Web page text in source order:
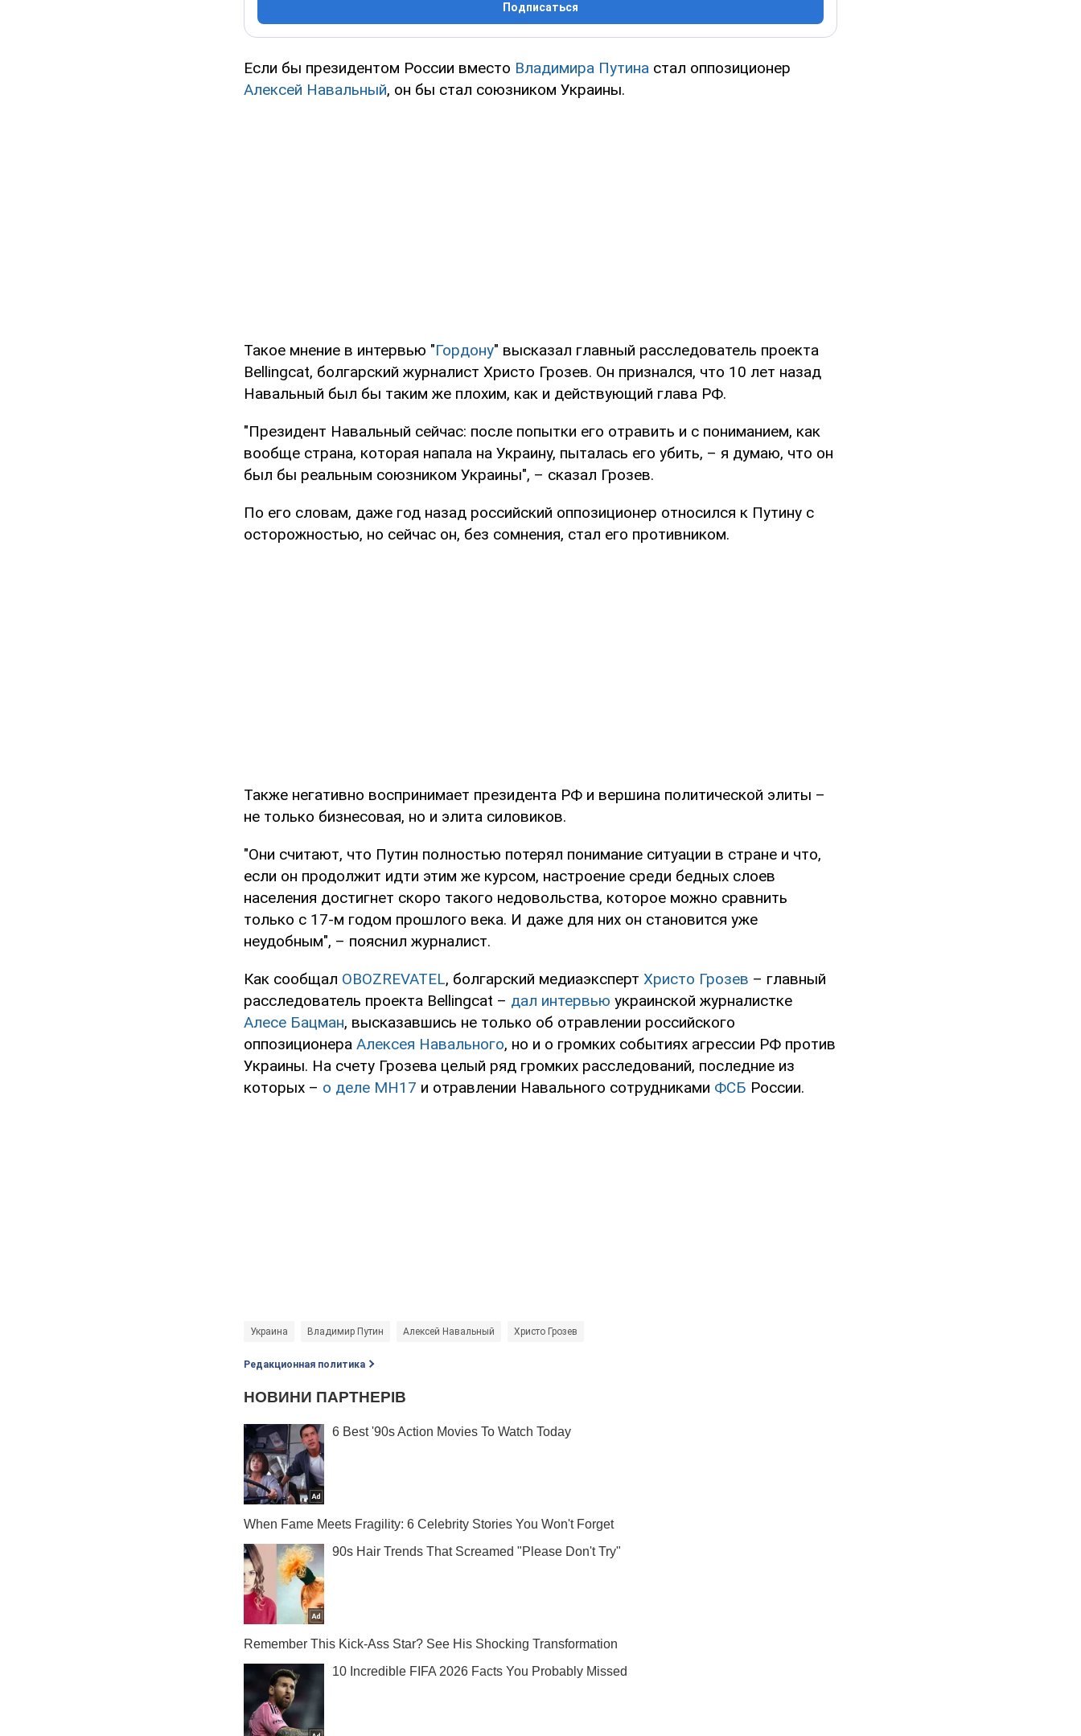
Подписаться
Если бы президентом России вместо Владимира Путина стал оппозиционер
Алексей Навальный, он бы стал союзником Украины.
Такое мнение в интервью "Гордону" высказал главный расследователь проекта
Bellingcat, болгарский журналист Христо Грозев. Он признался, что 10 лет назад
Навальный был бы таким же плохим, как и действующий глава РФ.
"Президент Навальный сейчас: после попытки его отравить и с пониманием, как
вообще страна, которая напала на Украину, пыталась его убить, – я думаю, что он
был бы реальным союзником Украины", – сказал Грозев.
По его словам, даже год назад российский оппозиционер относился к Путину с
осторожностью, но сейчас он, без сомнения, стал его противником.
Также негативно воспринимает президента РФ и вершина политической элиты –
не только бизнесовая, но и элита силовиков.
"Они считают, что Путин полностью потерял понимание ситуации в стране и что,
если он продолжит идти этим же курсом, настроение среди бедных слоев
населения достигнет скоро такого недовольства, которое можно сравнить
только с 17-м годом прошлого века. И даже для них он становится уже
неудобным", – пояснил журналист.
Как сообщал OBOZREVATEL, болгарский медиаэксперт Христо Грозев – главный
расследователь проекта Bellingcat – дал интервью украинской журналистке
Алесе Бацман, высказавшись не только об отравлении российского
оппозиционера Алексея Навального, но и о громких событиях агрессии РФ против
Украины. На счету Грозева целый ряд громких расследований, последние из
которых – о деле MH17 и отравлении Навального сотрудниками ФСБ России.
Украина Владимир Путин Алексей Навальный Христо Грозев
Редакционная политика